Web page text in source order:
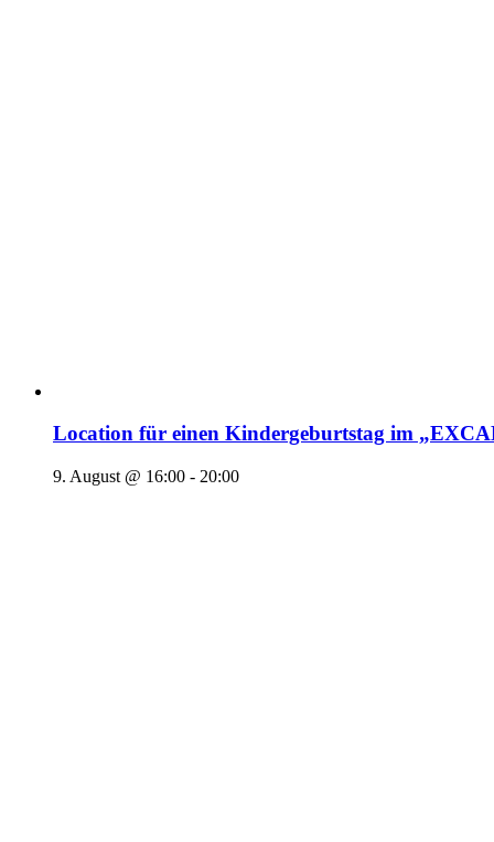
Location für einen Kindergeburtstag im
9. August @ 16:00 - 20:00